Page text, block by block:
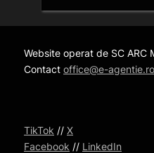
Website operat de SC ARC
Contact office@e-agentie.ro
TikTok // X
Facebook // LinkedIn